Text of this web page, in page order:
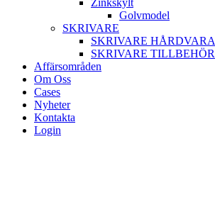
Zinkskylt
Golvmodel
SKRIVARE
SKRIVARE HÅRDVARA
SKRIVARE TILLBEHÖR
Affärsområden
Om Oss
Cases
Nyheter
Kontakta
Login